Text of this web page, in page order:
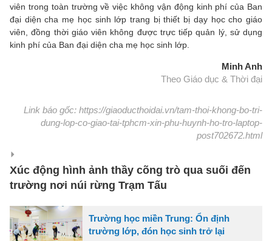
viên trong toàn trường về việc không vận động kinh phí của Ban
đại diện cha mẹ học sinh lớp trang bị thiết bị dạy học cho giáo
viên, đồng thời giáo viên không được trực tiếp quản lý, sử dụng
kinh phí của Ban đại diện cha mẹ học sinh lớp.
Minh Anh
Theo Giáo dục & Thời đại
Link báo gốc: https://giaoducthoidai.vn/tam-thoi-khong-bo-tri-
dung-lop-co-giao-tai-tphcm-xin-phu-huynh-ho-tro-laptop-
post702672.html
Xúc động hình ảnh thầy cõng trò qua suối đến
trường nơi núi rừng Trạm Tấu
Trường học miền Trung: Ổn định
trường lớp, đón học sinh trở lại